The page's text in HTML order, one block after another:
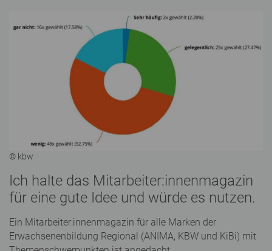
© kbw
Ich halte das Mitarbeiter:innenmagazin
für eine gute Idee und würde es nutzen.
Ein Mitarbeiter:innenmagazin für alle Marken der
Erwachsenenbildung Regional (ANIMA, KBW und KiBi) mit